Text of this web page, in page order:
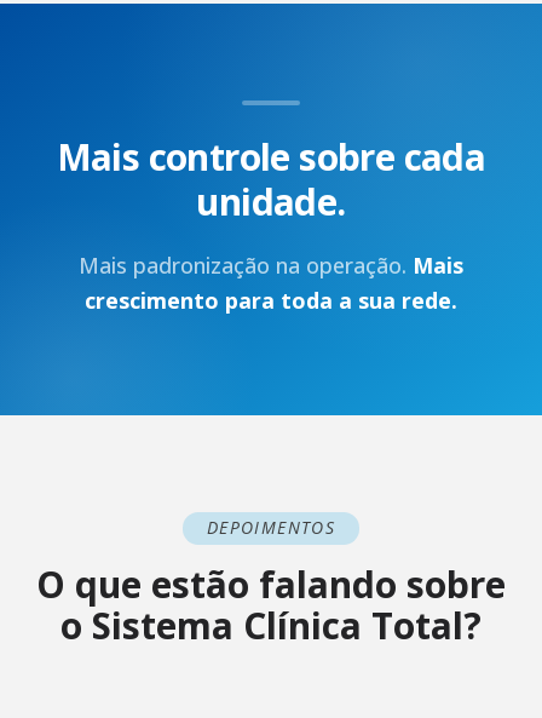
Mais controle sobre cada
unidade.
Mais padronização na operação. Mais
crescimento para toda a sua rede.
DEPOIMENTOS
O que estão falando sobre
o Sistema Clínica Total?